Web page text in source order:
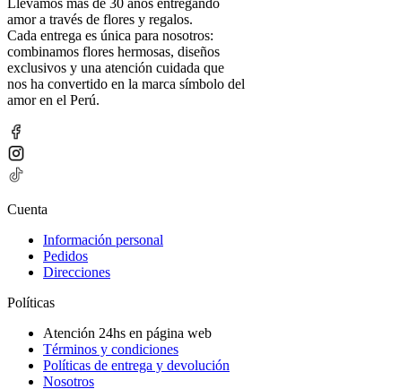
Llevamos más de 30 años entregando
amor a través de flores y regalos.
Cada entrega es única para nosotros:
combinamos flores hermosas, diseños
exclusivos y una atención cuidada que
nos ha convertido en la marca símbolo del
amor en el Perú.
Cuenta
Información personal
Pedidos
Direcciones
Políticas
Atención 24hs en página web
Términos y condiciones
Políticas de entrega y devolución
Nosotros